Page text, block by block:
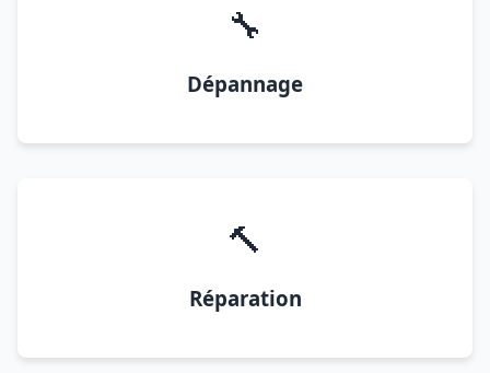
🔧
Dépannage
🔨
Réparation